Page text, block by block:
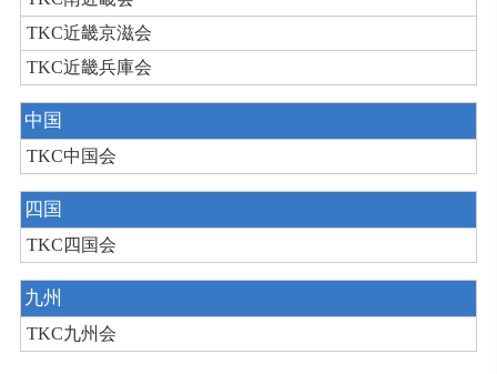
TKC近畿京滋会
TKC近畿兵庫会
中国
TKC中国会
四国
TKC四国会
九州
TKC九州会